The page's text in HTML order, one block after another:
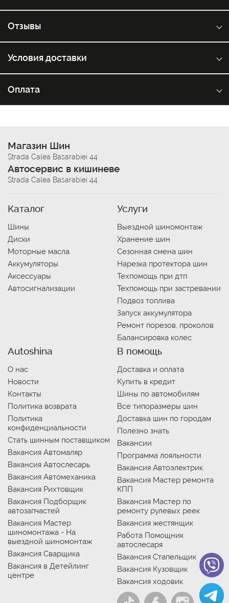
Отзывы
Условия доставки
Оплата
Магазин Шин
Strada Calea Basarabiei 44
Автосервис в кишиневе
Strada Calea Basarabiei 44
Каталог
Шины
Диски
Моторные масла
Аккумуляторы
Аксессуары
Автосигнализации
Услуги
Выездной шиномонтаж
Хранение шин
Сезонная смена шин
Нарезка протектора шин
Техпомощь при дтп
Техпомощь при застревании
Подвоз топлива
Запуск аккумулятора
Ремонт порезов, проколов
Балансировка колес
Autoshina
О нас
Новости
Контакты
Политика возврата
Политика
конфиденциальности
Стать шинным поставщиком
Вакансия Автомаляр
Вакансия Автослесарь
Вакансия Автомеханика
Вакансия Рихтовщик
Вакансия Подборщик
автозапчастей
Вакансия Мастер
шиномонтажа - На
выездной шиномонтаж
Вакансия Сварщика
Вакансия в Детейлинг
центре
В помощь
Доставка и оплата
Купить в кредит
Шины по автомобилям
Все типоразмеры шин
Доставка шин по городам
Полезно знать
Вакансии
Программа лояльности
Вакансия Автоэлектрик
Вакансия Мастер ремонта
КПП
Вакансия Мастер по
ремонту рулевых реек
Вакансия жестянщик
Работа Помощник
автослесаря
Вакансия Стапельщик
Вакансия Кузовщик
Вакансия ходовик